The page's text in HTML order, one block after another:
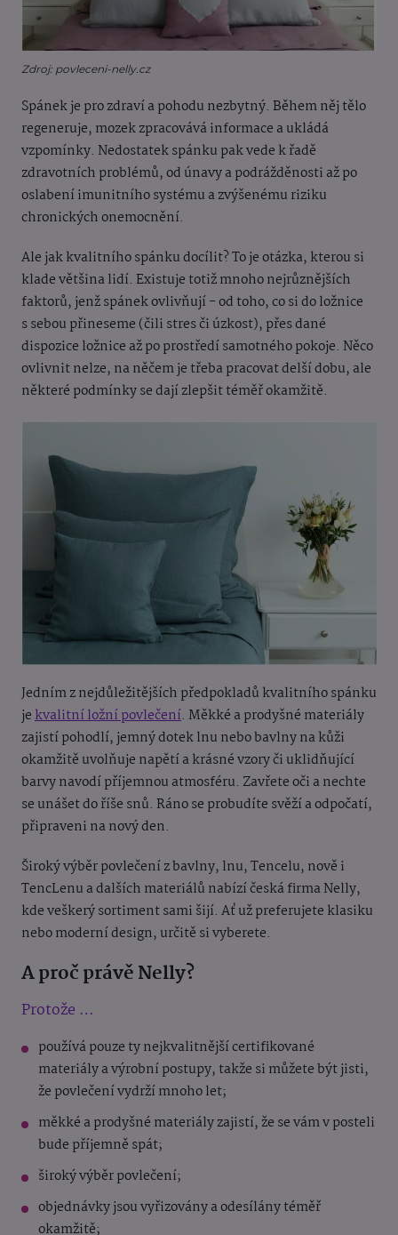
Zdroj: povleceni-nelly.cz
Spánek je pro zdraví a pohodu nezbytný. Během něj tělo
regeneruje, mozek zpracovává informace a ukládá
vzpomínky. Nedostatek spánku pak vede k řadě
zdravotních problémů, od únavy a podrážděnosti až po
oslabení imunitního systému a zvýšenému riziku
chronických onemocnění.
Ale jak kvalitního spánku docílit? To je otázka, kterou si
klade většina lidí. Existuje totiž mnoho nejrůznějších
faktorů, jenž spánek ovlivňují - od toho, co si do ložnice
s sebou přineseme (čili stres či úzkost), přes dané
dispozice ložnice až po prostředí samotného pokoje. Něco
ovlivnit nelze, na něčem je třeba pracovat delší dobu, ale
některé podmínky se dají zlepšit téměř okamžitě.
Jedním z nejdůležitějších předpokladů kvalitního spánku
jekvalitní ložní povlečení. Měkké a prodyšné materiály
zajistí pohodlí, jemný dotek lnu nebo bavlny na kůži
okamžitě uvolňuje napětí a krásné vzory či uklidňující
barvy navodí příjemnou atmosféru. Zavřete oči a nechte
se unášet do říše snů. Ráno se probudíte svěží a odpočatí,
připraveni na nový den.
Široký výběr povlečení z bavlny, lnu, Tencelu, nově i
TencLenu a dalších materiálů nabízí česká firma Nelly,
kde veškerý sortiment sami šijí. Ať už preferujete klasiku
nebo moderní design, určitě si vyberete.
A proč právě Nelly?
Protože …
používá pouze ty nejkvalitnější certifikované
materiály a výrobní postupy, takže si můžete být jisti,
že povlečení vydrží mnoho let;
měkké a prodyšné materiály zajistí, že se vám v posteli
bude příjemně spát;
široký výběr povlečení;
objednávky jsou vyřizovány a odesílány téměř
okamžitě;